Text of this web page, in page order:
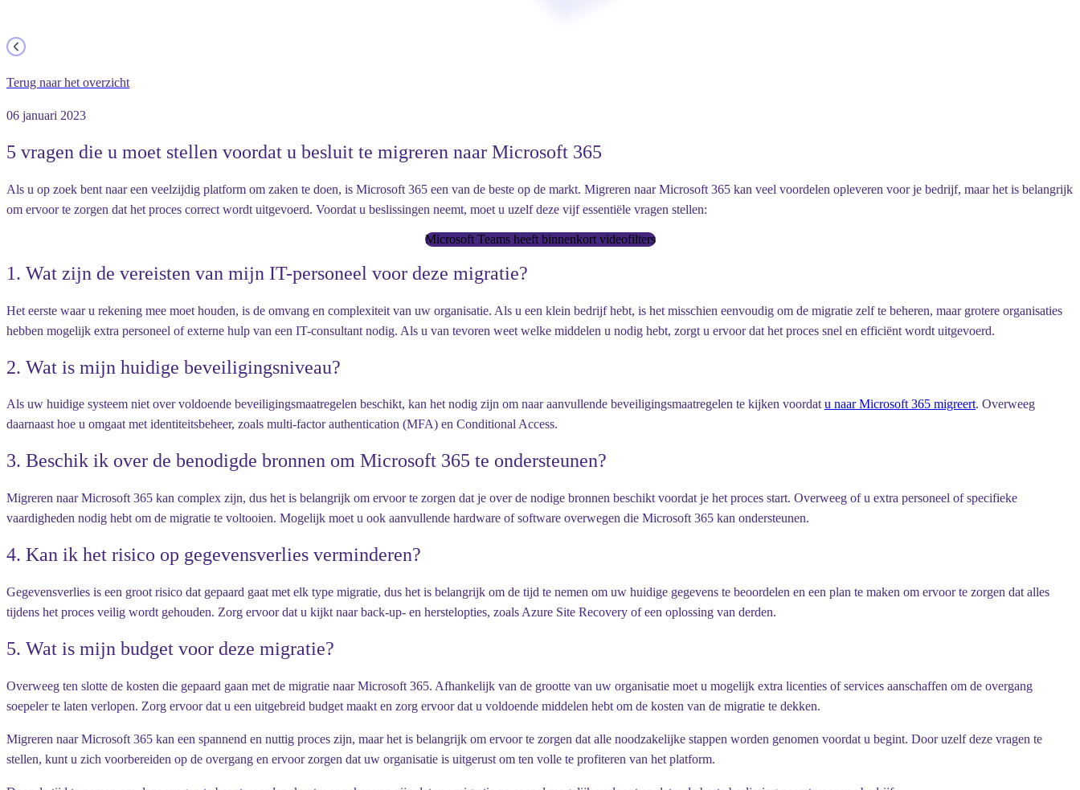
Terug naar het overzicht
06 januari 2023
5 vragen die u moet stellen voordat u besluit te migreren naar Microsoft 365
Als u op zoek bent naar een veelzijdig platform om zaken te doen, is Microsoft 365 een van de beste op de markt. Migreren naar Microsoft 365 kan veel voordelen opleveren voor je bedrijf, maar het is belangrijk
om ervoor te zorgen dat het proces correct wordt uitgevoerd. Voordat u beslissingen neemt, moet u uzelf deze vijf essentiële vragen stellen:
Microsoft Teams heeft binnenkort videofilters
1. Wat zijn de vereisten van mijn IT-personeel voor deze migratie?
Het eerste waar u rekening mee moet houden, is de omvang en complexiteit van uw organisatie. Als u een klein bedrijf hebt, is het misschien eenvoudig om de migratie zelf te beheren, maar grotere organisaties
hebben mogelijk extra personeel of externe hulp van een IT-consultant nodig. Als u van tevoren weet welke middelen u nodig hebt, zorgt u ervoor dat het proces snel en efficiënt wordt uitgevoerd.
2. Wat is mijn huidige beveiligingsniveau?
Als uw huidige systeem niet over voldoende beveiligingsmaatregelen beschikt, kan het nodig zijn om naar aanvullende beveiligingsmaatregelen te kijken voordatu naar Microsoft 365 migreert. Overweeg
daarnaast hoe u omgaat met identiteitsbeheer, zoals multi-factor authentication (MFA) en Conditional Access.
3. Beschik ik over de benodigde bronnen om Microsoft 365 te ondersteunen?
Migreren naar Microsoft 365 kan complex zijn, dus het is belangrijk om ervoor te zorgen dat je over de nodige bronnen beschikt voordat je het proces start. Overweeg of u extra personeel of specifieke
vaardigheden nodig hebt om de migratie te voltooien. Mogelijk moet u ook aanvullende hardware of software overwegen die Microsoft 365 kan ondersteunen.
4. Kan ik het risico op gegevensverlies verminderen?
Gegevensverlies is een groot risico dat gepaard gaat met elk type migratie, dus het is belangrijk om de tijd te nemen om uw huidige gegevens te beoordelen en een plan te maken om ervoor te zorgen dat alles
tijdens het proces veilig wordt gehouden. Zorg ervoor dat u kijkt naar back-up- en herstelopties, zoals Azure Site Recovery of een oplossing van derden.
5. Wat is mijn budget voor deze migratie?
Overweeg ten slotte de kosten die gepaard gaan met de migratie naar Microsoft 365. Afhankelijk van de grootte van uw organisatie moet u mogelijk extra licenties of services aanschaffen om de overgang
soepeler te laten verlopen. Zorg ervoor dat u een uitgebreid budget maakt en zorg ervoor dat u voldoende middelen hebt om de kosten van de migratie te dekken.
Migreren naar Microsoft 365 kan een spannend en nuttig proces zijn, maar het is belangrijk om ervoor te zorgen dat alle noodzakelijke stappen worden genomen voordat u begint. Door uzelf deze vragen te
stellen, kunt u zich voorbereiden op de overgang en ervoor zorgen dat uw organisatie is uitgerust om ten volle te profiteren van het platform.